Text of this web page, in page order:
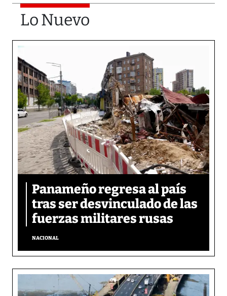
Lo Nuevo
Panameño regresa al país
tras ser desvinculado de las
fuerzas militares rusas
NACIONAL